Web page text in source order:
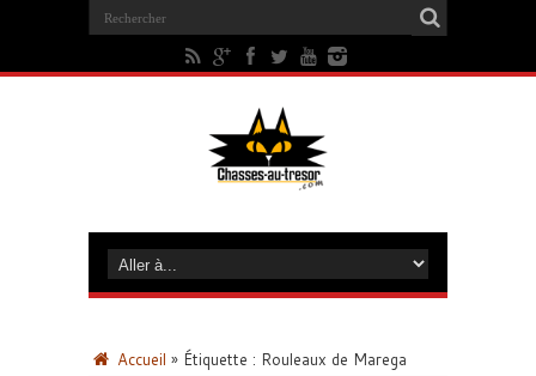
Accueil » Étiquette : Rouleaux de Marega